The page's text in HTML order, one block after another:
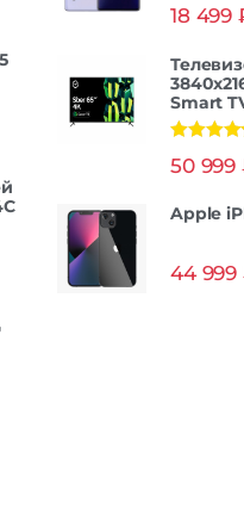
из 5
18 499
Smart
из 5
50 999
Apple
44 999